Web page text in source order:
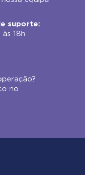
suporte:
18h
no